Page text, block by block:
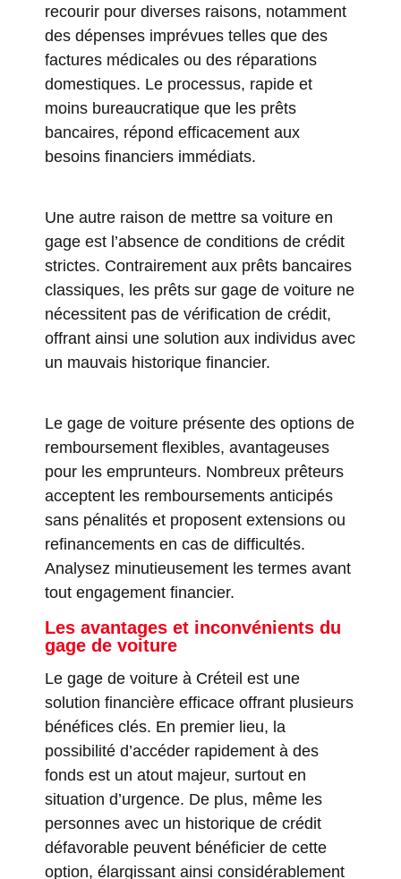
recourir pour diverses raisons, notamment
des dépenses imprévues telles que des
factures médicales ou des réparations
domestiques. Le processus, rapide et
moins bureaucratique que les prêts
bancaires, répond efficacement aux
besoins financiers immédiats.
Une autre raison de mettre sa voiture en
gage est l’absence de conditions de crédit
strictes. Contrairement aux prêts bancaires
classiques, les prêts sur gage de voiture ne
nécessitent pas de vérification de crédit,
offrant ainsi une solution aux individus avec
un mauvais historique financier.
Le gage de voiture présente des options de
remboursement flexibles, avantageuses
pour les emprunteurs. Nombreux prêteurs
acceptent les remboursements anticipés
sans pénalités et proposent extensions ou
refinancements en cas de difficultés.
Analysez minutieusement les termes avant
tout engagement financier.
Les avantages et inconvénients du
gage de voiture
Le gage de voiture à Créteil est une
solution financière efficace offrant plusieurs
bénéfices clés. En premier lieu, la
possibilité d’accéder rapidement à des
fonds est un atout majeur, surtout en
situation d’urgence. De plus, même les
personnes avec un historique de crédit
défavorable peuvent bénéficier de cette
option, élargissant ainsi considérablement